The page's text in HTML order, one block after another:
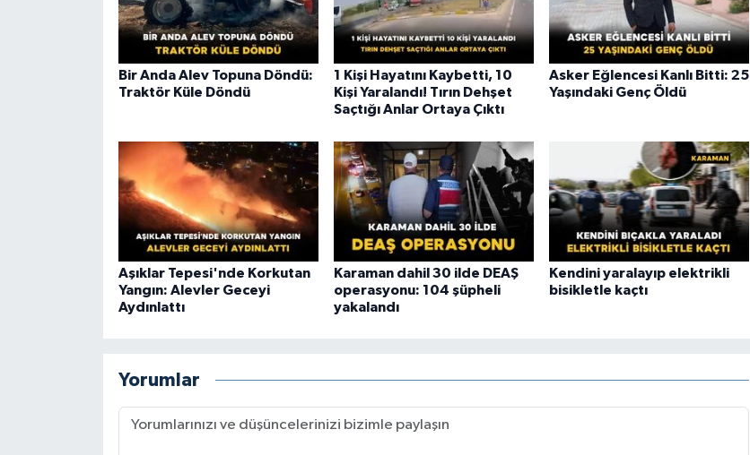
Bir Anda Alev Topuna Döndü:
Traktör Küle Döndü
1 Kişi Hayatını Kaybetti, 10
Kişi Yaralandı! Tırın Dehşet
Saçtığı Anlar Ortaya Çıktı
Asker Eğlencesi Kanlı Bitti: 25
Yaşındaki Genç Öldü
Aşıklar Tepesi'nde Korkutan
Yangın: Alevler Geceyi
Aydınlattı
Karaman dahil 30 ilde DEAŞ
operasyonu: 104 şüpheli
yakalandı
Kendini yaralayıp elektrikli
bisikletle kaçtı
Yorumlar